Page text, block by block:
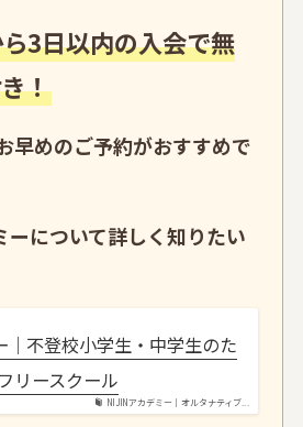
3日以内の入会で無
！
早めのご予約がおすすめで
について詳しく知りたい
NIJINアカデミー｜オルタナティブ...
｜不登校小学生・中学生のた
リースクール